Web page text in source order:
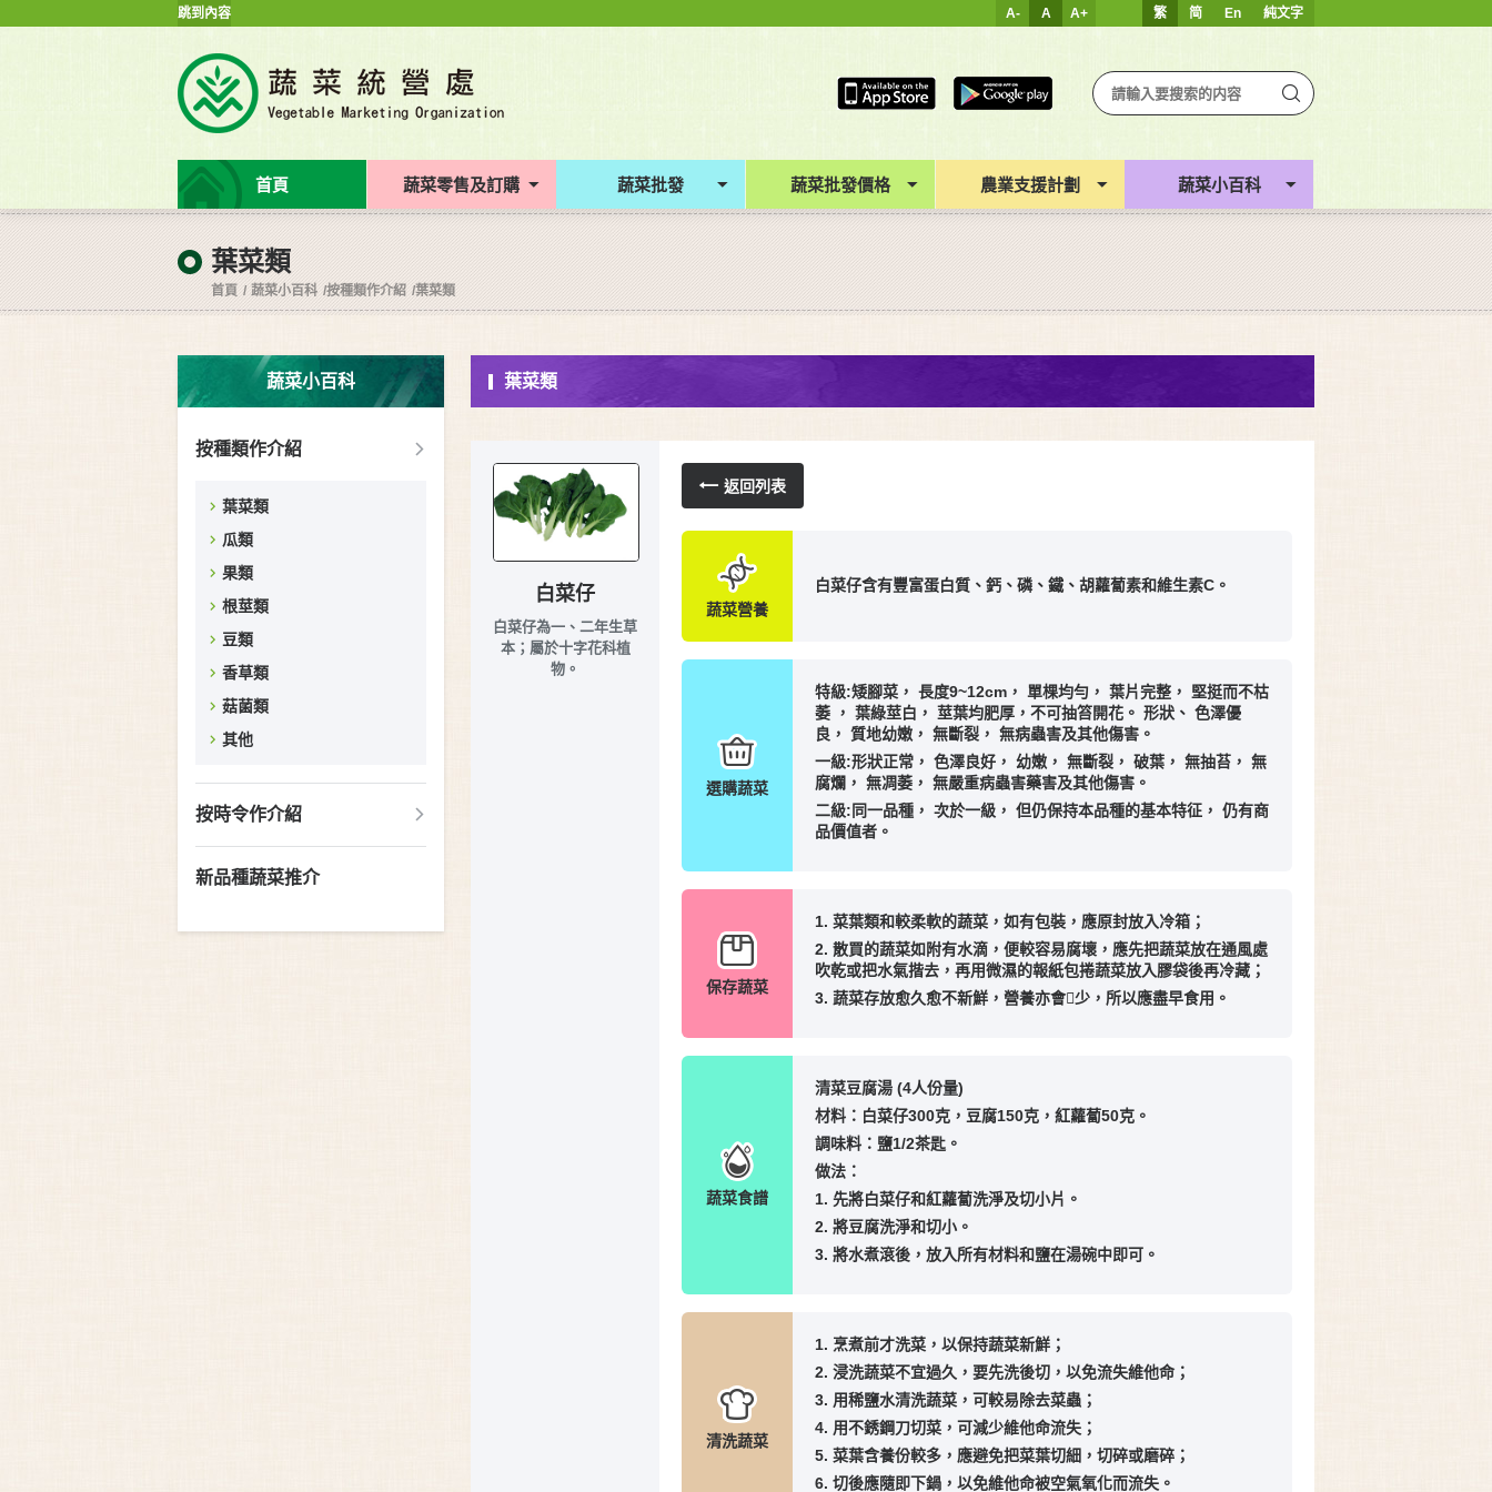
跳到內容 繁 简 En 純文字
A- A A+
首頁 蔬菜零售及訂購 蔬菜批發 蔬菜批發價格 農業支援計劃 蔬菜小百科
葉菜類
首頁 蔬菜小百科 按種類作介紹 葉菜類
蔬菜小百科
按種類作介紹
葉菜類
瓜類
果類
根莖類
豆類
香草類
菇菌類
其他
按時令作介紹
新品種蔬菜推介
葉菜類
白菜仔
白菜仔為一、二年生草
本；屬於十字花科植
物。
返回列表
蔬菜營養
白菜仔含有豐富蛋白質、鈣、磷、鐵、胡蘿蔔素和維生素C。
選購蔬菜
特級:矮腳菜， 長度9~12cm， 單棵均勻， 葉片完整， 堅挺而不枯
萎 ， 葉綠莖白， 莖葉均肥厚，不可抽笞開花。 形狀、 色澤優
良， 質地幼嫩， 無斷裂， 無病蟲害及其他傷害。
一級:形狀正常， 色澤良好， 幼嫩， 無斷裂， 破葉， 無抽苔， 無
腐爛， 無凋萎， 無嚴重病蟲害藥害及其他傷害。
二級:同一品種， 次於一級， 但仍保持本品種的基本特征， 仍有商
品價值者。
保存蔬菜
1. 菜葉類和較柔軟的蔬菜，如有包裝，應原封放入冷箱；
2. 散買的蔬菜如附有水滴，便較容易腐壞，應先把蔬菜放在通風處
吹乾或把水氣揩去，再用微濕的報紙包捲蔬菜放入膠袋後再冷藏；
3. 蔬菜存放愈久愈不新鮮，營養亦會少，所以應盡早食用。
蔬菜食譜
清菜豆腐湯 (4人份量)
材料：白菜仔300克，豆腐150克，紅蘿蔔50克。
調味料：鹽1/2茶匙。
做法：
1. 先將白菜仔和紅蘿蔔洗淨及切小片。
2. 將豆腐洗淨和切小。
3. 將水煮滾後，放入所有材料和鹽在湯碗中即可。
清洗蔬菜
1. 烹煮前才洗菜，以保持蔬菜新鮮；
2. 浸洗蔬菜不宜過久，要先洗後切，以免流失維他命；
3. 用稀鹽水清洗蔬菜，可較易除去菜蟲；
4. 用不銹鋼刀切菜，可減少維他命流失；
5. 菜葉含養份較多，應避免把菜葉切細，切碎或磨碎；
6. 切後應隨即下鍋，以免維他命被空氣氧化而流失。